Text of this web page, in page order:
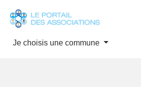
Je choisis une commune